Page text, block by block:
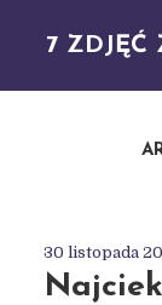
7 ZDJĘĆ
30 listopada